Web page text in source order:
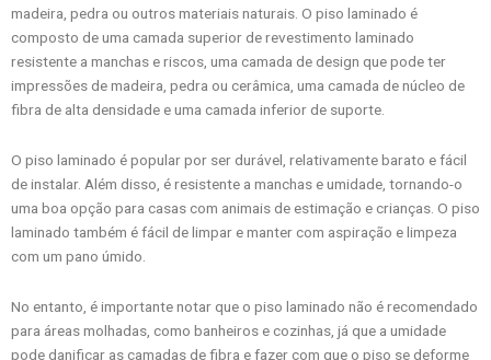
madeira, pedra ou outros materiais naturais. O piso laminado é
composto de uma camada superior de revestimento laminado
resistente a manchas e riscos, uma camada de design que pode ter
impressões de madeira, pedra ou cerâmica, uma camada de núcleo de
fibra de alta densidade e uma camada inferior de suporte.
O piso laminado é popular por ser durável, relativamente barato e fácil
de instalar. Além disso, é resistente a manchas e umidade, tornando-o
uma boa opção para casas com animais de estimação e crianças. O piso
laminado também é fácil de limpar e manter com aspiração e limpeza
com um pano úmido.
No entanto, é importante notar que o piso laminado não é recomendado
para áreas molhadas, como banheiros e cozinhas, já que a umidade
pode danificar as camadas de fibra e fazer com que o piso se deforme